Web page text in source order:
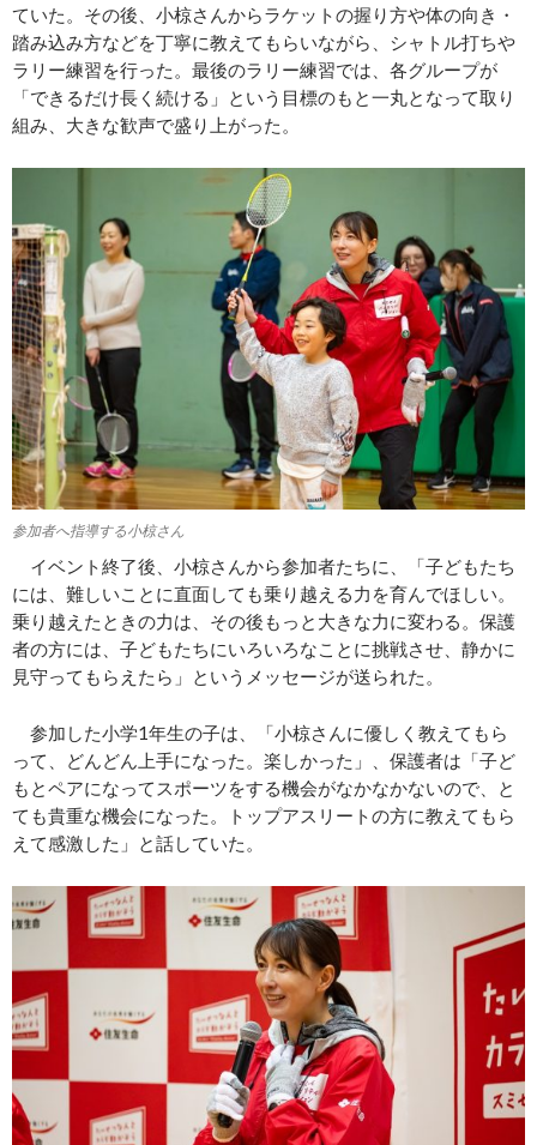
ていた。その後、小椋さんからラケットの握り方や体の向き・
踏み込み方などを丁寧に教えてもらいながら、シャトル打ちや
ラリー練習を行った。最後のラリー練習では、各グループが
「できるだけ長く続ける」という目標のもと一丸となって取り
組み、大きな歓声で盛り上がった。
参加者へ指導する小椋さん
イベント終了後、小椋さんから参加者たちに、「子どもたち
には、難しいことに直面しても乗り越える力を育んでほしい。
乗り越えたときの力は、その後もっと大きな力に変わる。保護
者の方には、子どもたちにいろいろなことに挑戦させ、静かに
見守ってもらえたら」というメッセージが送られた。
参加した小学1年生の子は、「小椋さんに優しく教えてもら
って、どんどん上手になった。楽しかった」、保護者は「子ど
もとペアになってスポーツをする機会がなかなかないので、と
ても貴重な機会になった。トップアスリートの方に教えてもら
えて感激した」と話していた。